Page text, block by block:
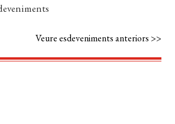
Veure esdeveniments anteriors >>